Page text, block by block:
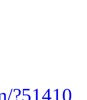
?51410